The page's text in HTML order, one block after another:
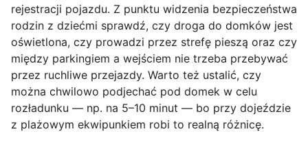
rejestracji pojazdu. Z punktu widzenia bezpieczeństwa
rodzin z dziećmi sprawdź, czy droga do domków jest
oświetlona, czy prowadzi przez strefę pieszą oraz czy
między parkingiem a wejściem nie trzeba przebywać
przez ruchliwe przejazdy. Warto też ustalić, czy
można chwilowo podjechać pod domek w celu
rozładunku — np. na 5–10 minut — bo przy dojeździe
z plażowym ekwipunkiem robi to realną różnicę.